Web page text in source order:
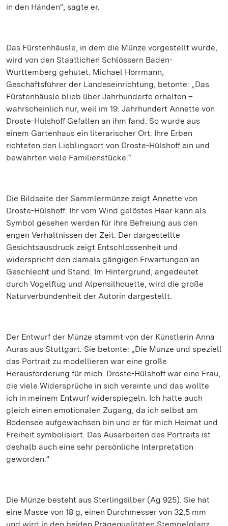
in den Händen“, sagte er.
Das Fürstenhäusle, in dem die Münze vorgestellt wurde,
wird von den Staatlichen Schlössern Baden-
Württemberg gehütet. Michael Hörrmann,
Geschäftsführer der Landeseinrichtung, betonte: „Das
Fürstenhäusle blieb über Jahrhunderte erhalten –
wahrscheinlich nur, weil im 19. Jahrhundert Annette von
Droste-Hülshoff Gefallen an ihm fand. So wurde aus
einem Gartenhaus ein literarischer Ort. Ihre Erben
richteten den Lieblingsort von Droste-Hülshoff ein und
bewahrten viele Familienstücke.“
Die Bildseite der Sammlermünze zeigt Annette von
Droste-Hülshoff. Ihr vom Wind gelöstes Haar kann als
Symbol gesehen werden für ihre Befreiung aus den
engen Verhältnissen der Zeit. Der dargestellte
Gesichtsausdruck zeigt Entschlossenheit und
widerspricht den damals gängigen Erwartungen an
Geschlecht und Stand. Im Hintergrund, angedeutet
durch Vogelflug und Alpensilhouette, wird die große
Naturverbundenheit der Autorin dargestellt.
Der Entwurf der Münze stammt von der Künstlerin Anna
Auras aus Stuttgart. Sie betonte: „Die Münze und speziell
das Portrait zu modellieren war eine große
Herausforderung für mich. Droste-Hülshoff war eine Frau,
die viele Widersprüche in sich vereinte und das wollte
ich in meinem Entwurf widerspiegeln. Ich hatte auch
gleich einen emotionalen Zugang, da ich selbst am
Bodensee aufgewachsen bin und er für mich Heimat und
Freiheit symbolisiert. Das Ausarbeiten des Portraits ist
deshalb auch eine sehr persönliche Interpretation
geworden.“
Die Münze besteht aus Sterlingsilber (Ag 925). Sie hat
eine Masse von 18 g, einen Durchmesser von 32,5 mm